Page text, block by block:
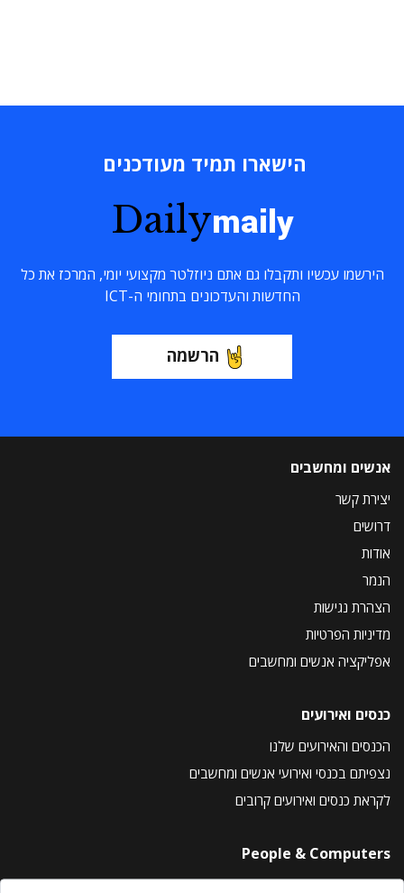
הישארו תמיד מעודכנים
Dailymaily
הירשמו עכשיו ותקבלו גם אתם ניוזלטר מקצועי יומי, המרכז את כל
החדשות והעדכונים בתחומי ה-ICT
הרשמה
אנשים ומחשבים
יצירת קשר
דרושים
אודות
הנמר
הצהרת נגישות
מדיניות הפרטיות
אפליקציה אנשים ומחשבים
כנסים ואירועים
הכנסים והאירועים שלנו
נצפיתם בכנסי ואירועי אנשים ומחשבים
לקראת כנסים ואירועים קרובים
People & Computers
About Us